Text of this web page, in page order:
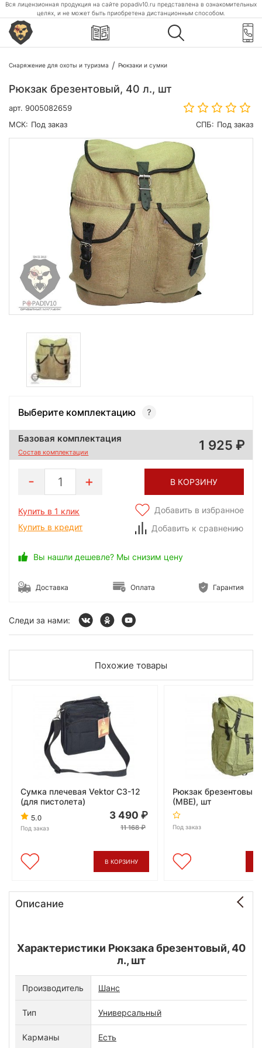
Вся лицензионная продукция на сайте popadiv10.ru представлена в ознакомительных
целях, и не может быть приобретена дистанционным способом.
Снаряжение для охоты и туризма Рюкзаки и сумки
Рюкзак брезентовый, 40 л., шт
арт. 9005082659
МСК: Под заказ СПБ: Под заказ
Выберите комплектацию
Базовая комплектация
Состав комплектации 1 925
1 В КОРЗИНУ
Купить в 1 клик
Купить в кредит
Добавить в избранное
Добавить к сравнению
Вы нашли дешевле? Мы снизим цену
Доставка Оплата Гарантия
Следи за нами:
Похожие товары
Сумка плечевая Vektor СЗ-12
(для пистолета)
5.0
Под заказ
3 490
11 168
В КОРЗИНУ
Рюкзак брезентовый,
(МВЕ), шт
Под заказ
Описание
Характеристики Рюкзака брезентовый, 40
л., шт
Производитель Шанс
Тип Универсальный
Карманы Есть